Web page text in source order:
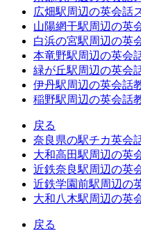
広畑駅周辺の英会話
山陽網干駅周辺の英
白浜の宮駅周辺の英
本竜野駅周辺の英会
緑が丘駅周辺の英会
伊丹駅周辺の英会話
稲野駅周辺の英会話
戻る
奈良県の駅チカ英会
大和高田駅周辺の英
近鉄奈良駅周辺の英
近鉄学園前駅周辺の
大和八木駅周辺の英
戻る